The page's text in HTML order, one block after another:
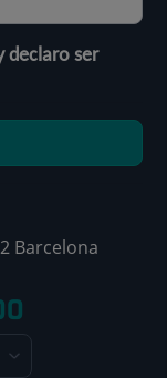
declaro ser
Barcelona